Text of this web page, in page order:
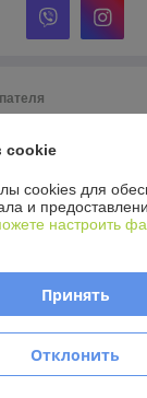
168/25
ЕГР: 192672952
28.11.2016
жалоб и
cookie
cookies для
и
настроить
Принять
Отклонить